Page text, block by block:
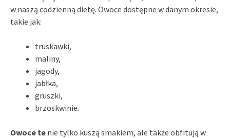
w naszą codzienną dietę. Owoce dostępne w danym okresie,
takie jak:
truskawki,
maliny,
jagody,
jabłka,
gruszki,
brzoskwinie.
Owoce te nie tylko kuszą smakiem, ale także obfitują w